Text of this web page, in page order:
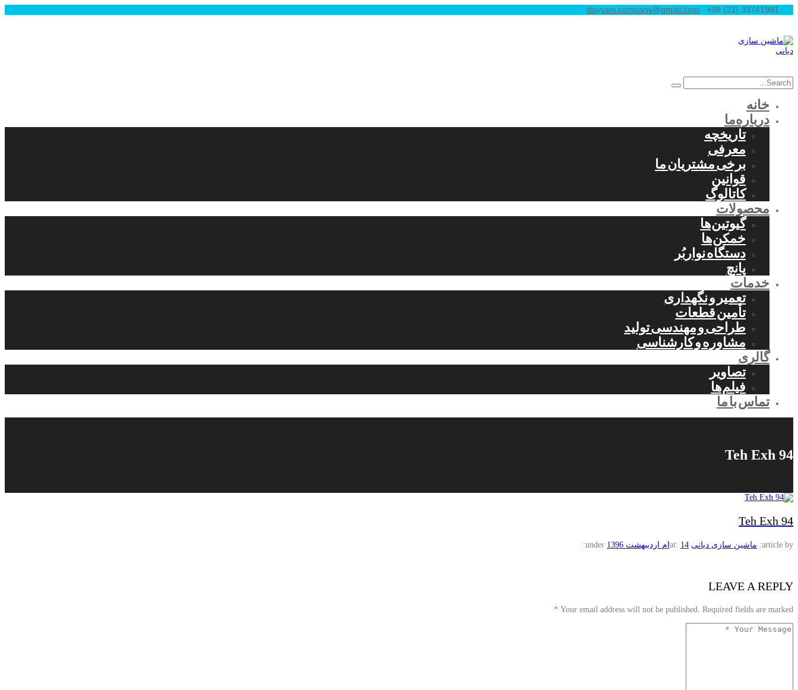
dayyani.company@gmail.com +98 (21) 33741981
خانه
درباره‌ما
تاریخچه
معرفی
برخی مشتریان ما
قوانین
کاتالوگ
محصولات
گیوتین‌ها
خمکن‌ها
دستگاه نواربُر
پانچ
خدمات
تعمیر و نگهداری
تأمین قطعات
طراحی و مهندسی تولید
مشاوره و کارشناسی
گالری
تصاویر
فیلم‌ها
تماس با ما
Teh Exh 94
Teh Exh 94
article by: ماشین سازی دیانی at: 14ام اردیبهشت 1396 under:
LEAVE A REPLY
Your email address will not be published. Required fields are marked
*